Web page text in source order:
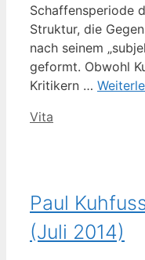
Schaffensperiode
Struktur, die
nach seinem
geformt. Obwohl
Kritikern …
Kategorien
Vita
Paul
(Juli 2014)